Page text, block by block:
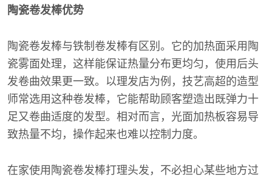
陶瓷卷发棒优势
陶瓷卷发棒与铁制卷发棒有区别。它的加热面采用陶
瓷雾面处理，这样能保证热量分布更均匀，使用后头
发卷曲效果更一致。以理发店为例，技艺高超的造型
师常选用这种卷发棒，它能帮助顾客塑造出既弹力十
足又卷曲适度的发型。相对而言，光面加热板容易导
致热量不均，操作起来也难以控制力度。
在家使用陶瓷卷发棒打理头发，不必担心某些地方过